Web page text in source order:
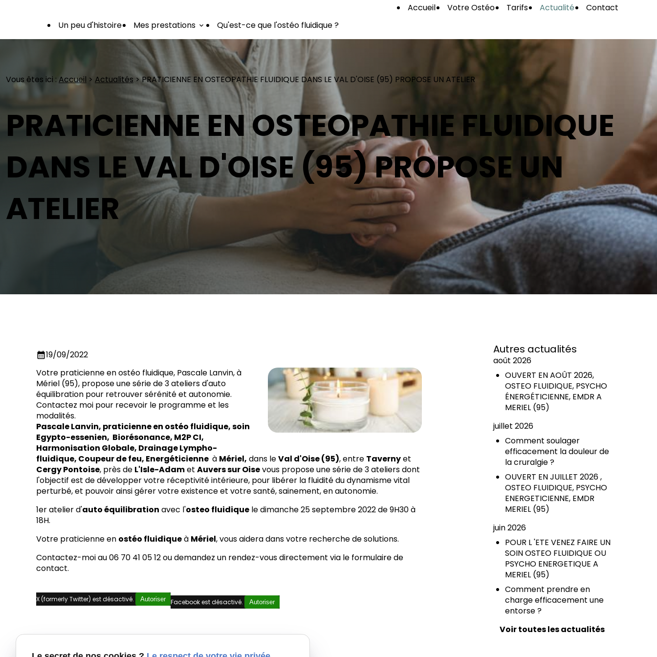
Accueil Votre Ostéo Tarifs Actualité
Contact
Un peu d'histoire
Mes prestations Qu'est-ce que l'ostéo fluidique ?
Vous êtes ici : Accueil > Actualités > PRATICIENNE EN OSTEOPATHIE FLUIDIQUE DANS LE VAL D'OISE (95) PROPOSE UN ATELIER
PRATICIENNE EN OSTEOPATHIE FLUIDIQUE
DANS LE VAL D'OISE (95) PROPOSE UN
ATELIER
calendar_month19/09/2022
Votre praticienne en ostéo fluidique, Pascale Lanvin, à
Mériel (95), propose une série de 3 ateliers d'auto
équilibration pour retrouver sérénité et autonomie.
Contactez moi pour recevoir le programme et les
modalités.
Pascale Lanvin, praticienne en ostéo fluidique, soin
Egypto-essenien, Biorésonance, M2P CI,
Harmonisation Globale, Drainage Lympho-
fluidique, Coupeur de feu, Energéticienne à Mériel, dans leVal d'Oise (95), entre Tavernyet
Cergy Pontoise, près de L'Isle-AdametAuvers sur Oisevous propose une série de 3 ateliers dont
l'objectif est de développer votre réceptivité intérieure, pour libérer la fluidité du dynamisme vital
perturbé, et pouvoir ainsi gérer votre existence et votre santé, sainement, en autonomie.
1er atelier d'auto équilibration avec l'osteo fluidique le dimanche 25 septembre 2022 de 9H30 à
18H.
Votre praticienne en ostéo fluidiqueà Mériel, vous aidera dans votre recherche de solutions.
Contactez-moi au 06 70 41 05 12 ou demandez un rendez-vous directement via le formulaire de
contact.
X (formerly Twitter) est désactivé. Autoriser Facebook est désactivé. Autoriser
Autres actualités
août 2026
OUVERT EN AOÛT 2026,
OSTEO FLUIDIQUE, PSYCHO
ÉNERGÉTICIENNE, EMDR A
MERIEL (95)
juillet 2026
Comment soulager
efficacement la douleur de
la cruralgie ?
OUVERT EN JUILLET 2026 ,
OSTEO FLUIDIQUE, PSYCHO
ENERGETICIENNE, EMDR
MERIEL (95)
juin 2026
POUR L 'ETE VENEZ FAIRE UN
SOIN OSTEO FLUIDIQUE OU
PSYCHO ENERGETIQUE A
MERIEL (95)
Comment prendre en
charge efficacement une
entorse ?
Voir toutes les actualités